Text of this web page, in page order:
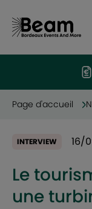
Page d'accueil
INTERVIEW 16/
Le
une